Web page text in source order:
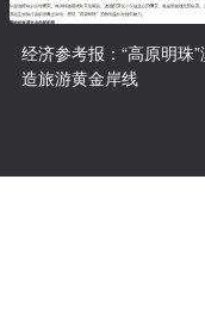
经济参考报：“高原明珠
造旅游黄金岸线